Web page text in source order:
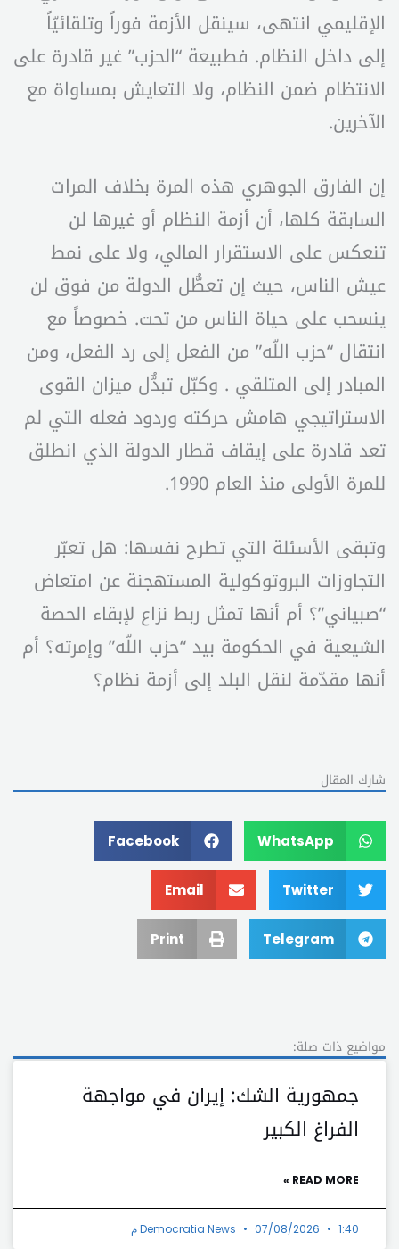
الإقليمي انتهى، سينقل الأزمة فوراً وتلقائيّاً
إلى داخل النظام. فطبيعة “الحزب” غير قادرة على
الانتظام ضمن النظام، ولا التعايش بمساواة مع
الآخرين.
إن الفارق الجوهري هذه المرة بخلاف المرات
السابقة كلها، أن أزمة النظام أو غيرها لن
تنعكس على الاستقرار المالي، ولا على نمط
عيش الناس، حيث إن تعطُّل الدولة من فوق لن
ينسحب على حياة الناس من تحت. خصوصاً مع
انتقال “حزب اللّه” من الفعل إلى رد الفعل، ومن
المبادر إلى المتلقي . وكبّل تبدُّل ميزان القوى
الاستراتيجي هامش حركته وردود فعله التي لم
تعد قادرة على إيقاف قطار الدولة الذي انطلق
للمرة الأولى منذ العام 1990.
وتبقى الأسئلة التي تطرح نفسها: هل تعبّر
التجاوزات البروتوكولية المستهجنة عن امتعاض
“صبياني”؟ أم أنها تمثل ربط نزاع لإبقاء الحصة
الشيعية في الحكومة بيد “حزب اللّه” وإمرته؟ أم
أنها مقدّمة لنقل البلد إلى أزمة نظام؟
شارك المقال
WhatsApp
Facebook
Twitter
Email
Telegram
Print
مواضيع ذات صلة:
جمهورية الشك: إيران في مواجهة
الفراغ الكبير
READ MORE »
Democratia News 07/08/2026 1:40 م